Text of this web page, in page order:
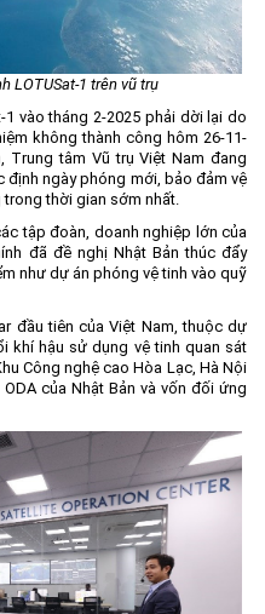
LOTUSat-1 trên vũ trụ
vào tháng 2-2025 phải dời lại do
không thành công hôm 26-11-
Trung tâm Vũ trụ Việt Nam đang
định ngày phóng mới, bảo đảm vệ
thời gian sớm nhất.
tập đoàn, doanh nghiệp lớn của
đã đề nghị Nhật Bản thúc đẩy
như dự án phóng vệ tinh vào quỹ
đầu tiên của Việt Nam, thuộc dự
khí hậu sử dụng vệ tinh quan sát
Công nghệ cao Hòa Lạc, Hà Nội
của Nhật Bản và vốn đối ứng